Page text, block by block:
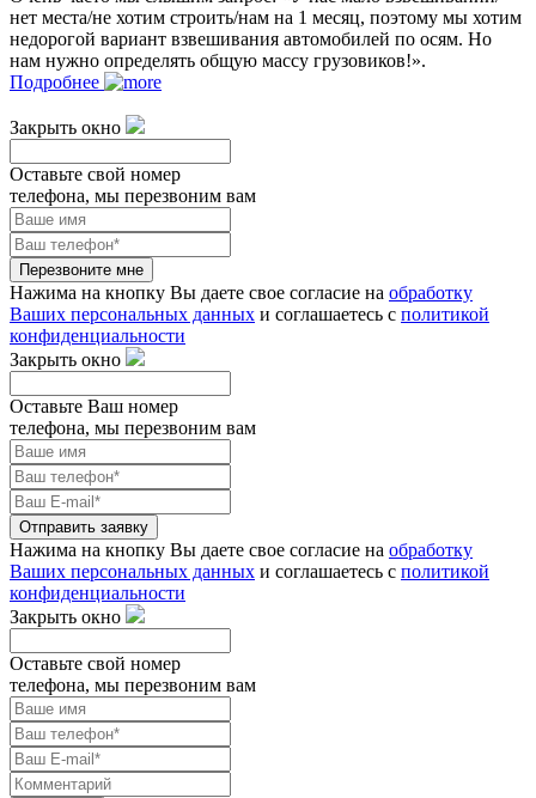
нет места/не хотим строить/нам на 1 месяц, поэтому мы хотим
недорогой вариант взвешивания автомобилей по осям. Но
нам нужно определять общую массу грузовиков!».
Подробнее
Закрыть окно
Оставьте свой номер
телефона, мы перезвоним вам
Перезвоните мне
Нажима на кнопку Вы даете свое согласие на обработку
Ваших персональных данных и соглашаетесь с политикой
конфиденциальности
Закрыть окно
Оставьте Ваш номер
телефона, мы перезвоним вам
Отправить заявку
Нажима на кнопку Вы даете свое согласие на обработку
Ваших персональных данных и соглашаетесь с политикой
конфиденциальности
Закрыть окно
Оставьте свой номер
телефона, мы перезвоним вам